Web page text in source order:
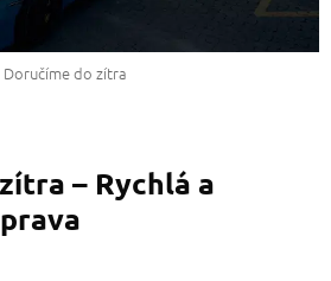
Doručíme do zítra
– Rychlá a